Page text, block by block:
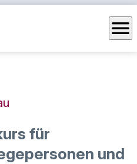
menu
für
und